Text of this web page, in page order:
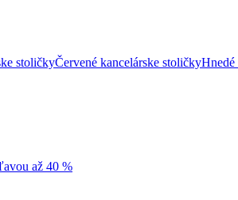
stoličkyČervené kancelárske stoličkyHnedé
až 40 %